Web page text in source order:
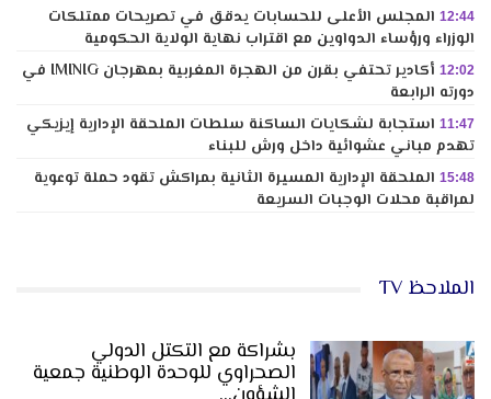
12:44 المجلس الأعلى للحسابات يدقق في تصريحات ممتلكات
الوزراء ورؤساء الدواوين مع اقتراب نهاية الولاية الحكومية
12:02
أكادير تحتفي بقرن من الهجرة المغربية بمهرجان IMINIG في
دورته الرابعة
11:47 استجابة لشكايات الساكنة سلطات الملحقة الإدارية إيزيكي
تهدم مباني عشوائية داخل ورش للبناء
15:48 الملحقة الإدارية المسيرة الثانية بمراكش تقود حملة توعوية
لمراقبة محلات الوجبات السريعة
الملاحظ TV
بشراكة مع التكتل الدولي
الصحراوي للوحدة الوطنية جمعية